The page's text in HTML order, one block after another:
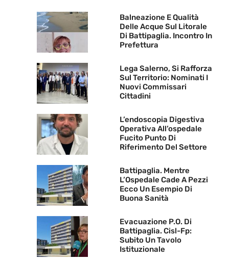
Balneazione E Qualità
Delle Acque Sul Litorale
Di Battipaglia. Incontro In
Prefettura
Lega Salerno, Si Rafforza
Sul Territorio: Nominati I
Nuovi Commissari
Cittadini
L’endoscopia Digestiva
Operativa All’ospedale
Fucito Punto Di
Riferimento Del Settore
Battipaglia. Mentre
L’Ospedale Cade A Pezzi
Ecco Un Esempio Di
Buona Sanità
Evacuazione P.O. Di
Battipaglia. Cisl-Fp:
Subito Un Tavolo
Istituzionale